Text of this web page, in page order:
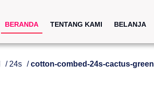
BERANDA TENTANG KAMI BELANJA
/ 24s /cotton-combed-24s-cactus-green